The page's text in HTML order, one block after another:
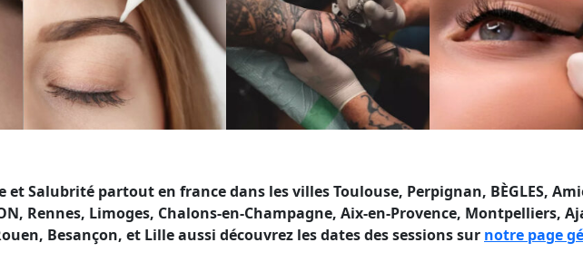
et Salubrité partout en france dans les villes Toulouse, Perpignan, BÈGLES,
Rennes, Limoges, Chalons-en-Champagne, Aix-en-Provence, Montpelliers,
Besançon, et Lille aussi découvrez les dates des sessions sur notre page